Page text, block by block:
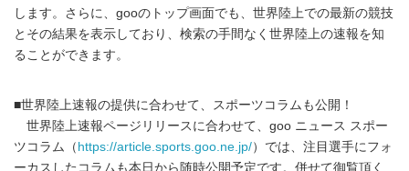
します。さらに、gooのトップ画面でも、世界陸上での最新の競技
とその結果を表示しており、検索の手間なく世界陸上の速報を知
ることができます。
■世界陸上速報の提供に合わせて、スポーツコラムも公開！
世界陸上速報ページリリースに合わせて、goo ニュース スポー
ツコラム（ https://article.sports.goo.ne.jp/）では、注目選手にフォ
ーカスしたコラムも本日から随時公開予定です。併せて御覧頂く